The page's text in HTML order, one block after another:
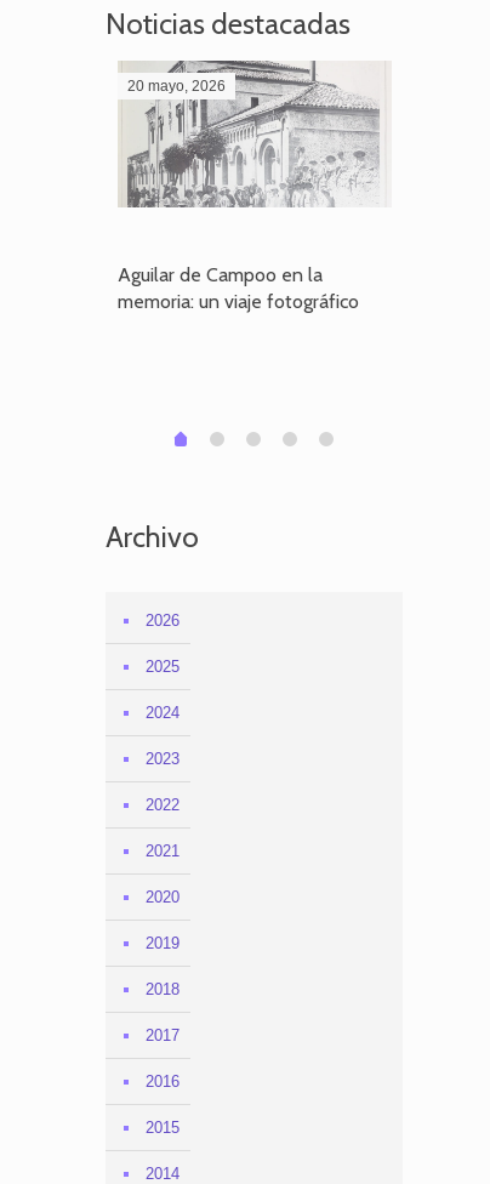
Noticias destacadas
20 mayo, 2026
Aguilar de Campoo en la
memoria: un viaje fotográfico
0 1 2 3 4
Archivo
2026
2025
2024
2023
2022
2021
2020
2019
2018
2017
2016
2015
2014